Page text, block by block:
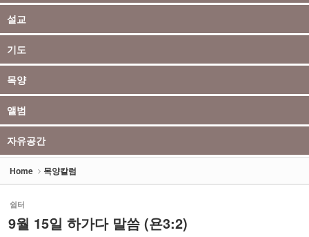
설교
기도
목양
앨범
자유공간
Home 목양칼럼
쉼터
9월 15일 하가다 말씀 (욘3:2)